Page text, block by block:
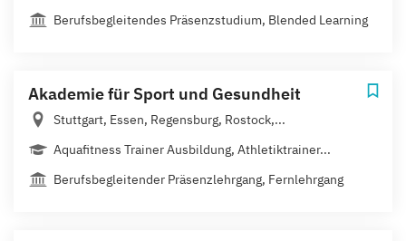
Berufsbegleitendes Präsenzstudium, Blended Learning
Akademie für Sport und Gesundheit
Stuttgart, Essen, Regensburg, Rostock,...
Aquafitness Trainer Ausbildung, Athletiktrainer...
Berufsbegleitender Präsenzlehrgang, Fernlehrgang